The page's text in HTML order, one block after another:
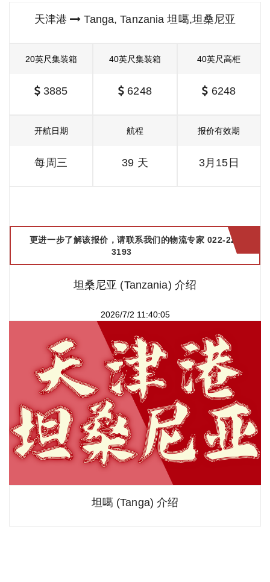
天津港 Tanga, Tanzania 坦噶,坦桑尼亚
20英尺集装箱
3885
40英尺集装箱
6248
40英尺高柜
6248
开航日期
每周三
航程
39 天
报价有效期
3月15日
更进一步了解该报价，请联系我们的物流专家 022-2299
3193
坦桑尼亚 (Tanzania) 介绍
2026/7/2 11:40:05
坦噶 (Tanga) 介绍